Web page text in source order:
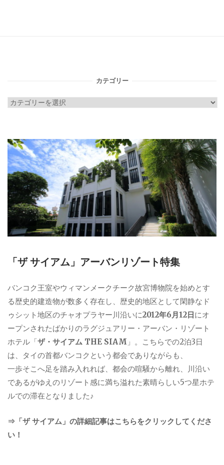
カテゴリー
カ
リ
ー
「ザ サイアム」アーバンリゾート特集
バンコク王室やウィマンメークチーク故宮博物院を始めとす
る歴史的建造物が数多く存在し、歴史的地区として閑静なド
ゥシット地区のチャオプラヤー川沿いに2012年6月12日にオ
ープンされたばかりのラグジュアリー・アーバン・リゾート
ホテル「ザ・サイアム THE SIAM 」。こちらでの2泊3日
は、タイの首都バンコクという都会でありながらも、
一歩そこへ足を踏み入れれば、都会の喧騒から離れ、川沿い
であるがゆえのリゾート感に満ち溢れた素晴らしい5つ星ホテ
ルでの滞在となりました♪
⇒「ザ サイアム」の詳細記事はこちらをクリックしてくださ
い！